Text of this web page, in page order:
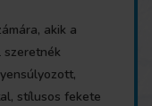
akik a
szeretnék
stílusos fekete